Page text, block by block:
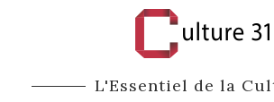
L'Essentiel de la